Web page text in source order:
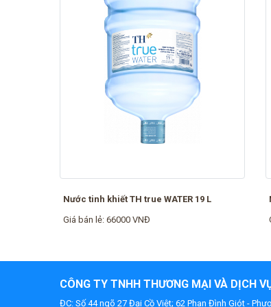
Nước tinh khiết TH true WATER 19 L
Giá bán lẻ: 66000 VNĐ
CÔNG TY TNHH THƯƠNG MẠI VÀ DỊCH
ĐC: Số 44 ngõ 27 Đại Cồ Việt; 62 Phan Đình Giót -